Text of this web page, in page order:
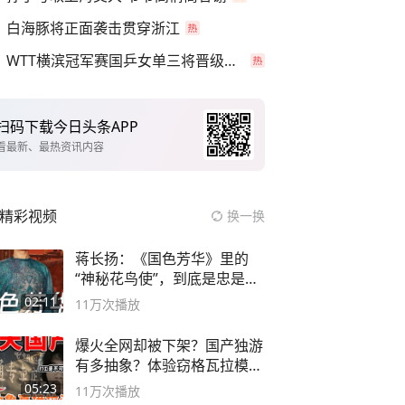
白海豚将正面袭击贯穿浙江
WTT横滨冠军赛国乒女单三将晋级四强
码下载今日头条APP
最新、最热资讯内容
精彩视频 换一换
02:11
蒋长扬：《国色芳华》里的
“神秘花鸟使”，到底是忠是
奸？
11万次播放
05:23
爆火全网却被下架？国产独游
有多抽象？体验窃格瓦拉模拟
器！
11万次播放